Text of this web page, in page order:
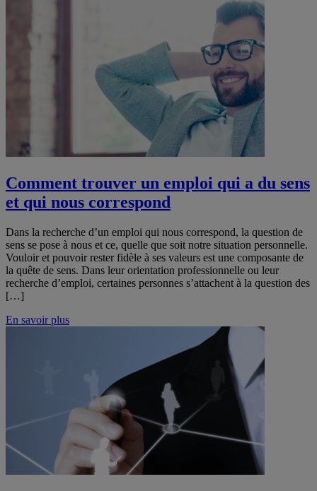
Comment trouver un emploi qui a du sens
et qui nous correspond
Dans la recherche d’un emploi qui nous correspond, la question de
sens se pose à nous et ce, quelle que soit notre situation personnelle.
Vouloir et pouvoir rester fidèle à ses valeurs est une composante de
la quête de sens. Dans leur orientation professionnelle ou leur
recherche d’emploi, certaines personnes s’attachent à la question des
[…]
En savoir plus